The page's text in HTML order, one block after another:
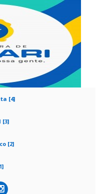
[4]
[3]
[2]